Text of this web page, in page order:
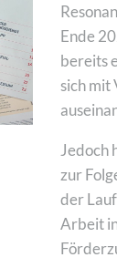
Ende
bereits
sich mit
Jedoch
zur
der
Arbeit